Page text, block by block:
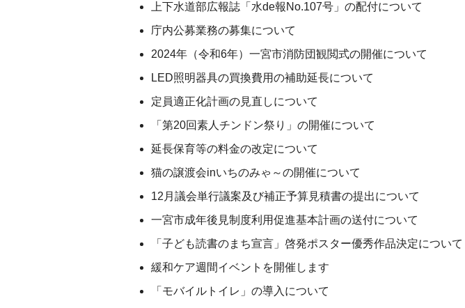
上下水道部広報誌「水de報No.107号」の配付について
庁内公募業務の募集について
2024年（令和6年）一宮市消防団観閲式の開催について
LED照明器具の買換費用の補助延長について
定員適正化計画の見直しについて
「第20回素人チンドン祭り」の開催について
延長保育等の料金の改定について
猫の譲渡会inいちのみゃ～の開催について
12月議会単行議案及び補正予算見積書の提出について
一宮市成年後見制度利用促進基本計画の送付について
「子ども読書のまち宣言」啓発ポスター優秀作品決定について
緩和ケア週間イベントを開催します
「モバイルトイレ」の導入について